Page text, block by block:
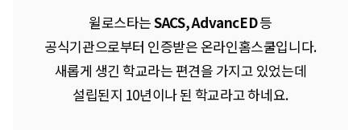
윌로스타는SACS, AdvancED등
공식기관으로부터 인증받은 온라인홈스쿨입니다.
새롭게 생긴 학교라는 편견을 가지고 있었는데
설립된지 10년이나 된 학교라고 하네요.